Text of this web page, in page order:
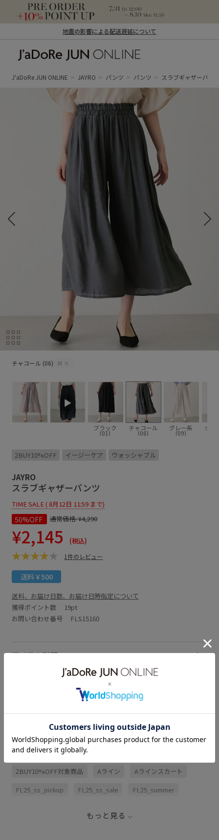
地震の影響による配送遅延について
ン オンライン）
J'aDoRe JUN ONLINE JAYRO パンツ パンツ スラブギャザーパン
チャコール (06) M ×
ブラック
(01)
チャコール
(06)
グレー系
(09)
ホワ
2BUY10%OFF イージーケア ウォッシャブル
JAYRO
スラブギャザーパンツ
TIME SALE ( 8月12日 11:59 まで)
50%OFF 通常価格:¥4,290
¥2,145 (税込)
1件のレビュー
送料￥500
送料、お届け日数、お届け日時指定について
獲得ポイント数
19pt
お問い合わせ番号 FLS15160
アイテム説明
サイズ・素材・お手入れ方法
関連タグ
2BUY10%OFF対象商品 Aライン Aラインスカート
FL25_ss_pickup FL25_ss_sale FL25_summer
もっと見る